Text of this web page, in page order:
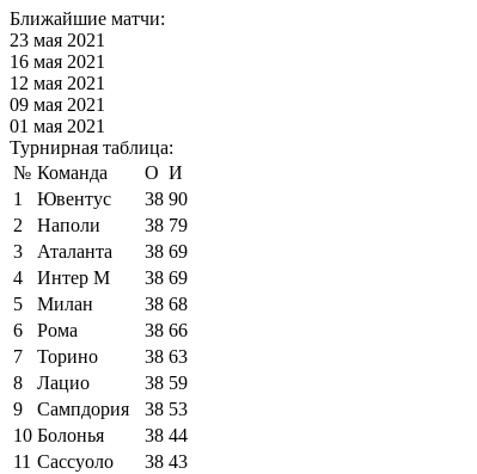
Ближайшие матчи:
23 мая 2021
16 мая 2021
12 мая 2021
09 мая 2021
01 мая 2021
Турнирная таблица:
№ Команда О И
1
Ювентус 38 90
2
Наполи 38 79
3
Аталанта 38 69
4
Интер М 38 69
5
Милан 38 68
6
Рома 38 66
7
Торино 38 63
8
Лацио 38 59
9
Сампдория 38 53
10 Болонья 38 44
11 Сассуоло 38 43